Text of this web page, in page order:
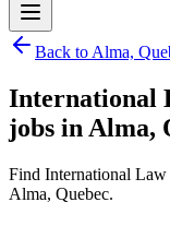
Back to Alma,
International
jobs in Alma,
Find International Law
Alma, Quebec.